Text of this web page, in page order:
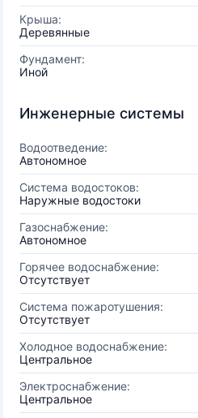
Крыша:
Деревянные
Фундамент:
Иной
Инженерные системы
Водоотведение:
Автономное
Система водостоков:
Наружные водостоки
Газоснабжение:
Автономное
Горячее водоснабжение:
Отсутствует
Система пожаротушения:
Отсутствует
Холодное водоснабжение:
Центральное
Электроснабжение:
Центральное